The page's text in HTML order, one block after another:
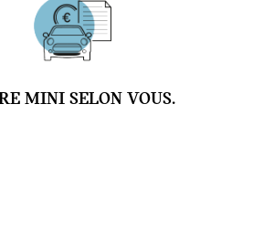
MINI SELON VOUS.